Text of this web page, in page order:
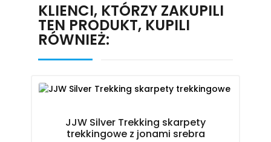
KLIENCI, KTÓRZY ZAKUPILI
TEN PRODUKT, KUPILI
RÓWNIEŻ:
JJW Silver Trekking skarpety
trekkingowe z jonami srebra